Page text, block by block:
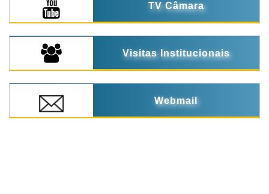
TV Câmara
Visitas Institucionais
Webmail